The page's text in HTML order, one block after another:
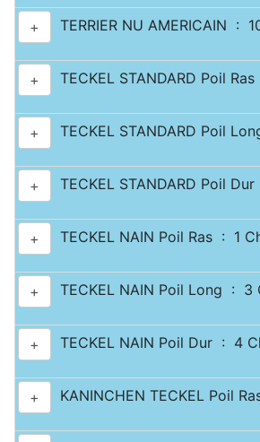
+ TERRIER NU AMERICAIN :
+ TECKEL STANDARD Poil
+ TECKEL STANDARD Poil
+ TECKEL STANDARD Poil
+ TECKEL NAIN Poil Ras : 1
+ TECKEL NAIN Poil Long : 3
+ TECKEL NAIN Poil Dur : 4
+ KANINCHEN TECKEL Poil